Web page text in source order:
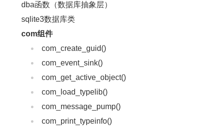
dba函数（数据库抽象层）
sqlite3数据库类
com组件
com_create_guid()
com_event_sink()
com_get_active_object()
com_load_typelib()
com_message_pump()
com_print_typeinfo()